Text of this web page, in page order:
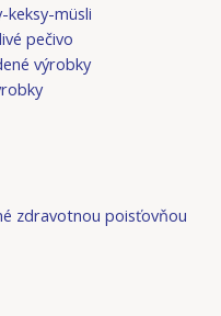
keksy-müsli
pečivo
výrobky
zdravotnou poisťovňou